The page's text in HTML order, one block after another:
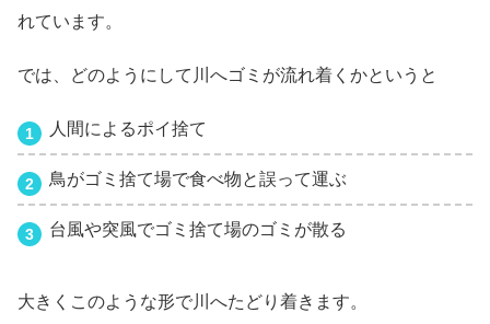
れています。
では、どのようにして川へゴミが流れ着くかというと
人間によるポイ捨て
鳥がゴミ捨て場で食べ物と誤って運ぶ
台風や突風でゴミ捨て場のゴミが散る
大きくこのような形で川へたどり着きます。